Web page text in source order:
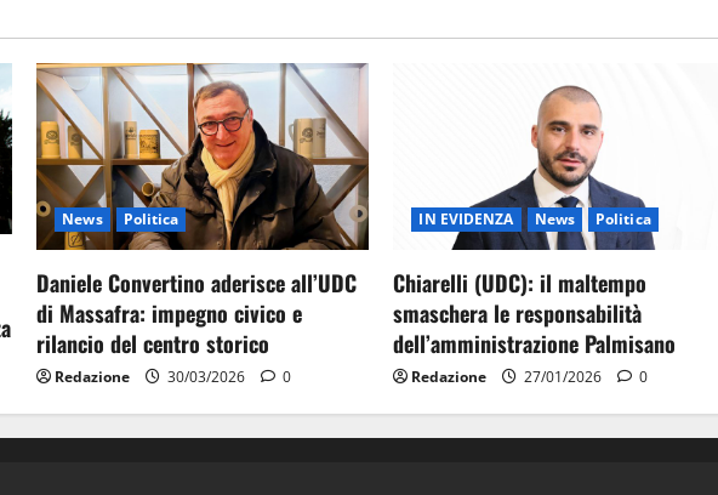
News Politica
Daniele Convertino aderisce all’UDC
di Massafra: impegno civico e
rilancio del centro storico
Redazione 30/03/2026 0
IN EVIDENZA News Politica
Chiarelli (UDC): il maltempo
smaschera le responsabilità
dell’amministrazione Palmisano
Redazione 27/01/2026 0